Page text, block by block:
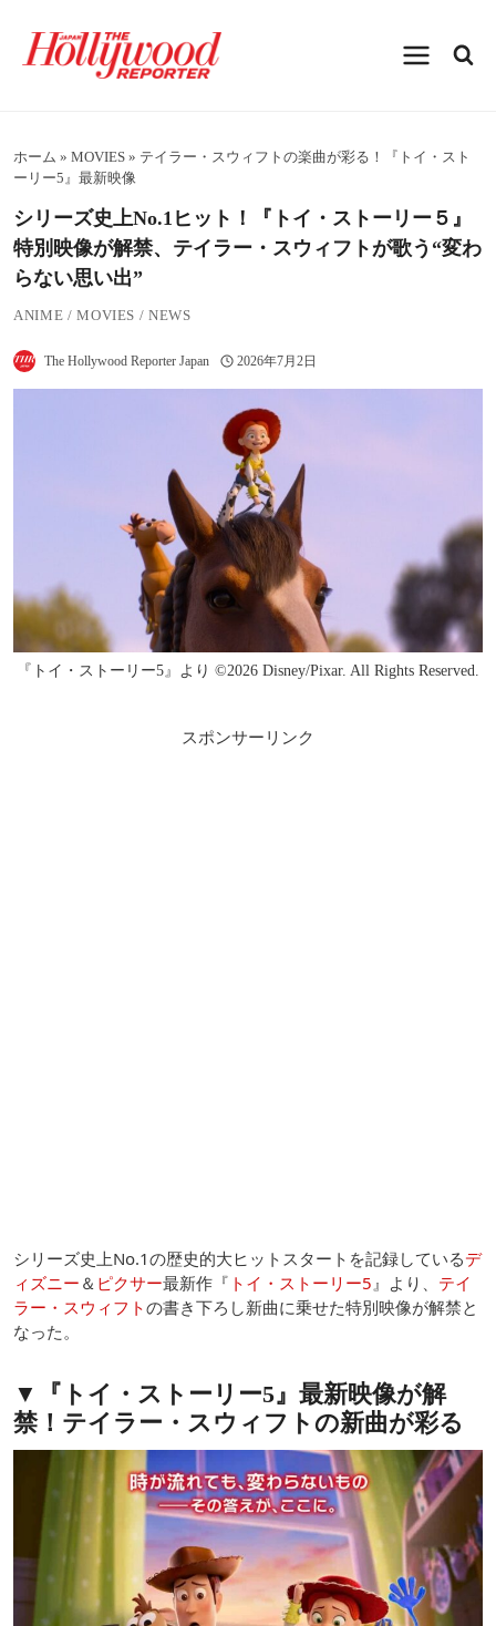
プホーム » MOVIES » テイラー・スウィフトの楽曲が彩る！『トイ・スト
ーリー5』最新映像
シリーズ史上No.1ヒット！『トイ・ストーリー５』
特別映像が解禁、テイラー・スウィフトが歌う“変わ
らない思い出”
ANIME /MOVIES /NEWS
The Hollywood Reporter Japan 2026年7月2日
『トイ・ストーリー5』より ©2026 Disney/Pixar. All Rights Reserved.
スポンサーリンク
シリーズ史上No.1の歴史的大ヒットスタートを記録しているデ
ィズニー ＆ ピクサー最新作『 トイ・ストーリー5 』より、 テイ
ラー・スウィフトの書き下ろし新曲に乗せた特別映像が解禁と
なった。
▼『トイ・ストーリー5』最新映像が解
禁！テイラー・スウィフトの新曲が彩る